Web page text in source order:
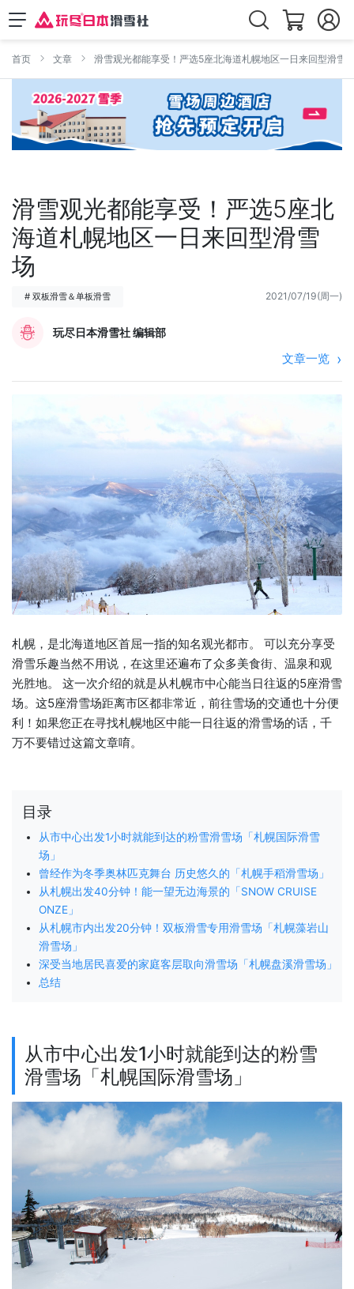
首页 文章 滑雪观光都能享受！严选5座北海道札幌地区一日来回型滑雪
滑雪观光都能享受！严选5座北
海道札幌地区一日来回型滑雪
场
# 双板滑雪＆单板滑雪 2021/07/19(周一)
玩尽日本滑雪社 编辑部
文章一览
札幌，是北海道地区首屈一指的知名观光都市。 可以充分享受
滑雪乐趣当然不用说，在这里还遍布了众多美食街、温泉和观
光胜地。 这一次介绍的就是从札幌市中心能当日往返的5座滑雪
场。这5座滑雪场距离市区都非常近，前往雪场的交通也十分便
利！如果您正在寻找札幌地区中能一日往返的滑雪场的话，千
万不要错过这篇文章唷。
目录
从市中心出发1小时就能到达的粉雪滑雪场「札幌国际滑雪
场」
曾经作为冬季奥林匹克舞台 历史悠久的「札幌手稻滑雪场」
从札幌出发40分钟！能一望无边海景的「SNOW CRUISE
ONZE」
从札幌市内出发20分钟！双板滑雪专用滑雪场「札幌藻岩山
滑雪场」
深受当地居民喜爱的家庭客层取向滑雪场「札幌盘溪滑雪场」
总结
从市中心出发1小时就能到达的粉雪
滑雪场「札幌国际滑雪场」